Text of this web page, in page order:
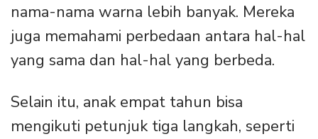
nama-nama warna lebih banyak. Mereka
juga memahami perbedaan antara hal-hal
yang sama dan hal-hal yang berbeda.
Selain itu, anak empat tahun bisa
mengikuti petunjuk tiga langkah, seperti